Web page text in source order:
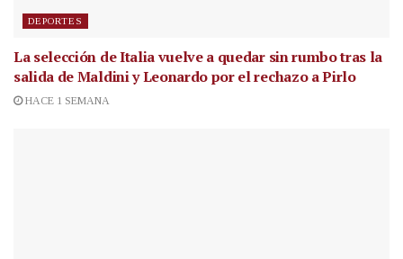
DEPORTES
La selección de Italia vuelve a quedar sin rumbo tras la
salida de Maldini y Leonardo por el rechazo a Pirlo
HACE 1 SEMANA